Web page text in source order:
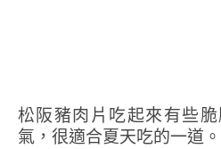
松阪豬肉片吃起來有些
氣，很適合夏天吃的一道。